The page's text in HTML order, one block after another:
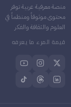
منصة معرفية عربية توفر
محتوى موثوقاً ومنظماً في
العلوم والثقافة والفكر
قيمة المرء ما يعرفه